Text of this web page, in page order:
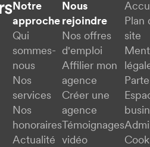
Notre
approche
Qui
sommes-
nous
Nos
services
Nos
honoraires
Actualité
Nous
rejoindre
Nos offres
d'emploi
Affilier mon
agence
Créer une
agence
Témoignages
vidéo
Plan
site